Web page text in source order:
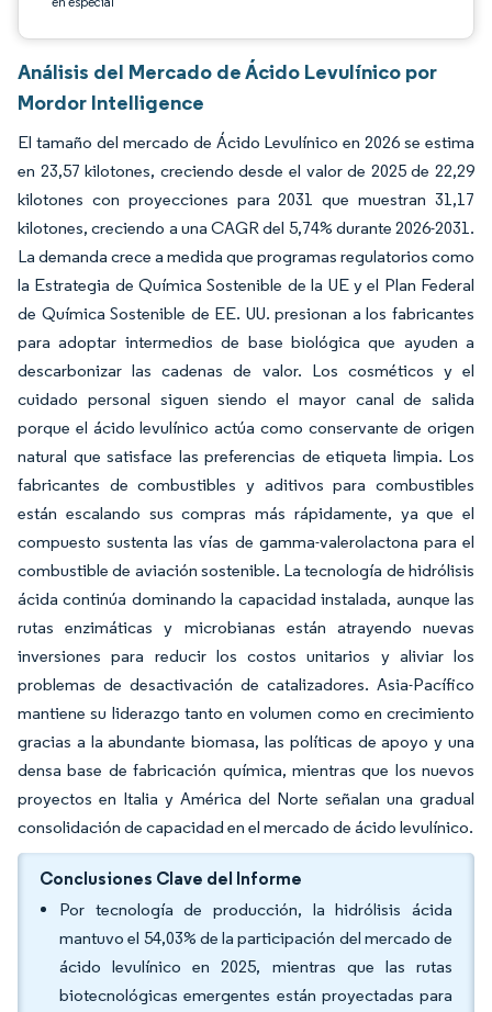
Análisis del Mercado de Ácido Levulínico por
Mordor Intelligence
El tamaño del mercado de Ácido Levulínico en 2026 se estima
en 23,57 kilotones, creciendo desde el valor de 2025 de 22,29
kilotones con proyecciones para 2031 que muestran 31,17
kilotones, creciendo a una CAGR del 5,74% durante 2026-2031.
La demanda crece a medida que programas regulatorios como
la Estrategia de Química Sostenible de la UE y el Plan Federal
de Química Sostenible de EE. UU. presionan a los fabricantes
para adoptar intermedios de base biológica que ayuden a
descarbonizar las cadenas de valor. Los cosméticos y el
cuidado personal siguen siendo el mayor canal de salida
porque el ácido levulínico actúa como conservante de origen
natural que satisface las preferencias de etiqueta limpia. Los
fabricantes de combustibles y aditivos para combustibles
están escalando sus compras más rápidamente, ya que el
compuesto sustenta las vías de gamma-valerolactona para el
combustible de aviación sostenible. La tecnología de hidrólisis
ácida continúa dominando la capacidad instalada, aunque las
rutas enzimáticas y microbianas están atrayendo nuevas
inversiones para reducir los costos unitarios y aliviar los
problemas de desactivación de catalizadores. Asia-Pacífico
mantiene su liderazgo tanto en volumen como en crecimiento
gracias a la abundante biomasa, las políticas de apoyo y una
densa base de fabricación química, mientras que los nuevos
proyectos en Italia y América del Norte señalan una gradual
consolidación de capacidad en el mercado de ácido levulínico.
Conclusiones Clave del Informe
Por tecnología de producción, la hidrólisis ácida
mantuvo el 54,03% de la participación del mercado de
ácido levulínico en 2025, mientras que las rutas
biotecnológicas emergentes están proyectadas para